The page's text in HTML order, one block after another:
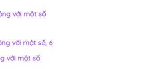
với một số
với một số, 6
với một số